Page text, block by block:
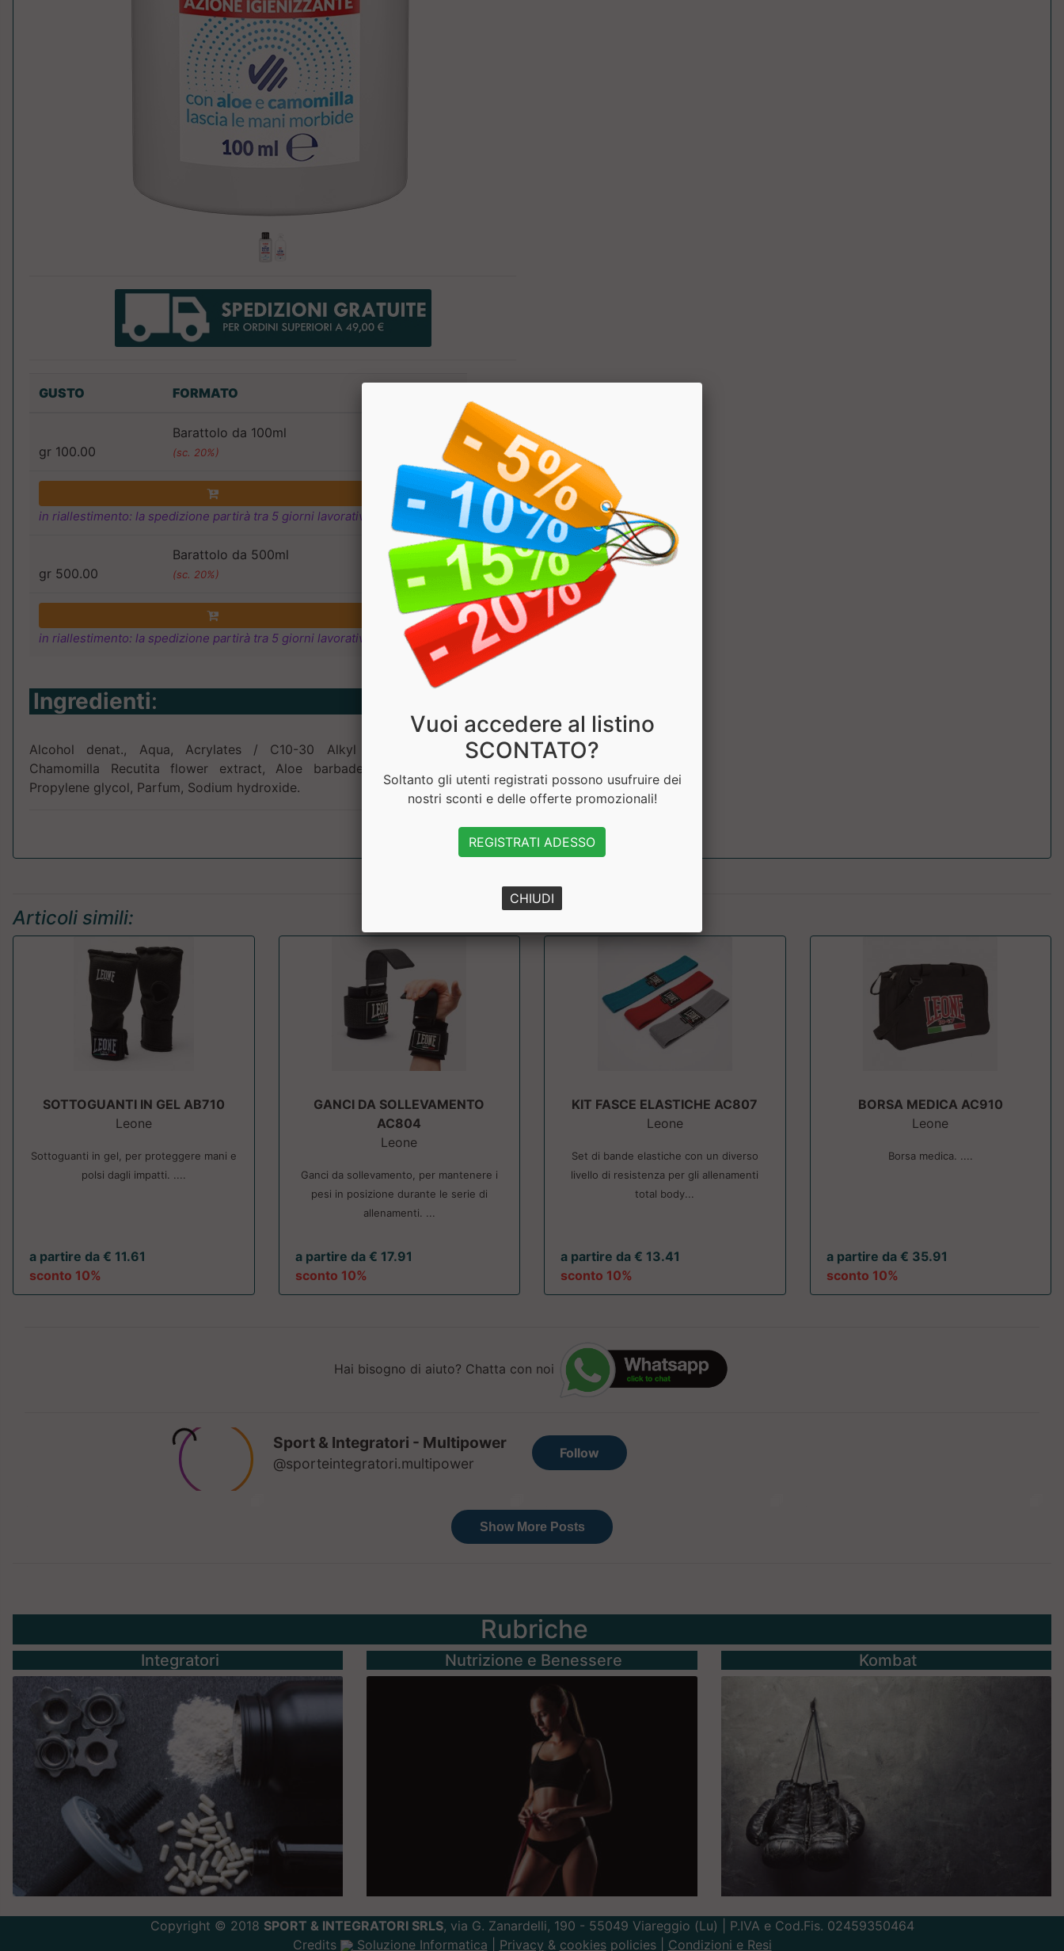
GUSTO FORMATO
gr 100.00
Barattolo da 100ml
(sc. 20%)
€ 3.92
in riallestimento: la spedizione partirà tra 5 giorni lavorativi
gr 500.00
Barattolo da 500ml
(sc. 20%)
€ 14.90
€ 11.92
in riallestimento: la spedizione partirà tra 5 giorni lavorativi
Ingredienti:
Alcohol denat., Aqua, Acrylates / C10-30 Alkyl Acrylate Crosspolymer,
Chamomilla Recutita flower extract, Aloe barbadensis leaf juice powder,
Propylene glycol, Parfum, Sodium hydroxide.
Articoli simili:
SOTTOGUANTI IN GEL AB710
Leone
Sottoguanti in gel, per proteggere mani e
polsi dagli impatti. ....
a partire da € 11.61
sconto 10%
GANCI DA SOLLEVAMENTO
AC804
Leone
Ganci da sollevamento, per mantenere i
pesi in posizione durante le serie di
allenamenti. ...
a partire da € 17.91
sconto 10%
KIT FASCE ELASTICHE AC807
Leone
Set di bande elastiche con un diverso
livello di resistenza per gli allenamenti
total body...
a partire da € 13.41
sconto 10%
BORSA MEDICA AC910
Leone
Borsa medica. ....
a partire da € 35.91
sconto 10%
Hai bisogno di aiuto? Chatta con noi
Rubriche
Integratori Nutrizione e Benessere Kombat
Copyright © 2018 SPORT & INTEGRATORI SRLS, via G. Zanardelli, 190 - 55049 Viareggio (Lu) | P.IVA e Cod.Fis. 02459350464
Credits
Soluzione Informatica Privacy & cookiespolicies | Condizioni e Resi
Vuoi accedere al listino
SCONTATO?
Soltanto gli utenti registrati possono usufruire dei
nostri sconti e delle offerte promozionali!
REGISTRATI ADESSO
CHIUDI